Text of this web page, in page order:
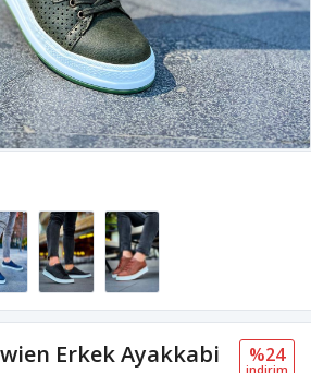
Erkek Ayakkabi
%24
i̇ndi̇ri̇m